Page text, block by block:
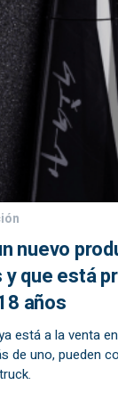
nuevo
que está
años
está a la venta
de uno, pueden